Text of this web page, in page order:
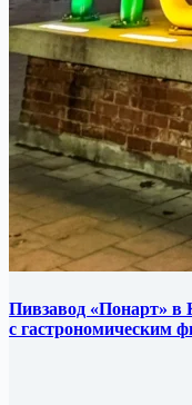
Пивзавод «Понарт» в
с гастрономическим